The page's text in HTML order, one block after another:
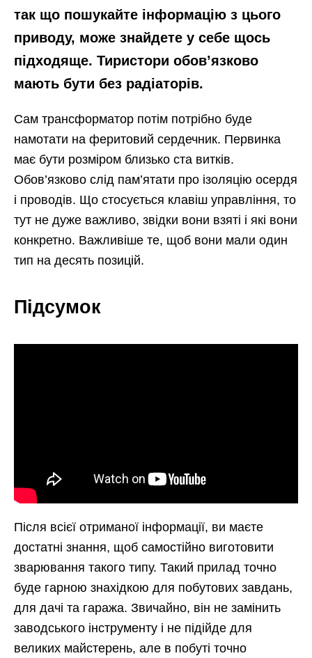
так що пошукайте інформацію з цього
приводу, може знайдете у себе щось
підходяще. Тиристори обов’язково
мають бути без радіаторів.
Сам трансформатор потім потрібно буде
намотати на феритовий сердечник. Первинка
має бути розміром близько ста витків.
Обов’язково слід пам’ятати про ізоляцію осердя
і проводів. Що стосується клавіш управління, то
тут не дуже важливо, звідки вони взяті і які вони
конкретно. Важливіше те, щоб вони мали один
тип на десять позицій.
Підсумок
Після всієї отриманої інформації, ви маєте
достатні знання, щоб самостійно виготовити
зварювання такого типу. Такий прилад точно
буде гарною знахідкою для побутових завдань,
для дачі та гаража. Звичайно, він не замінить
заводського інструменту і не підійде для
великих майстерень, але в побуті точно